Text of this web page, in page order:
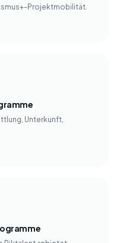
Projektmobilität.
Unterkunft,